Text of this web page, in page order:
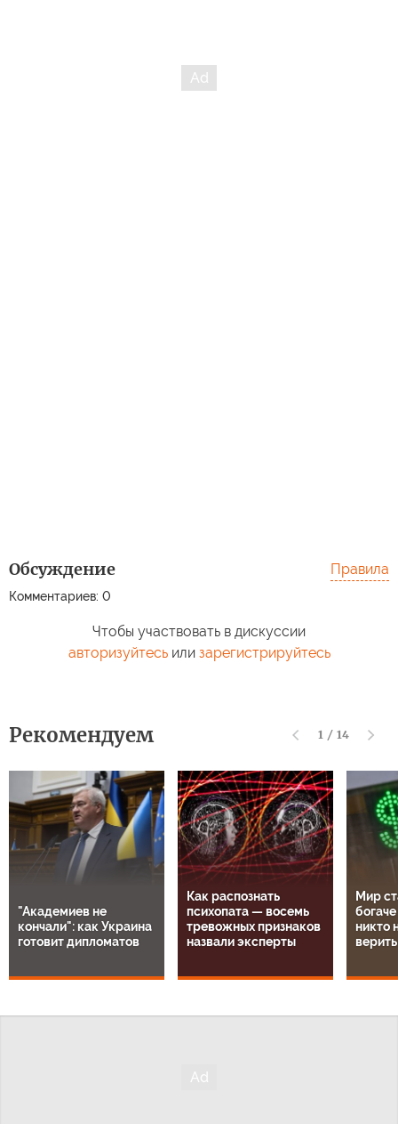
Обсуждение
Комментариев: 0
Правила
Чтобы участвовать в дискуссии
авторизуйтесьили зарегистрируйтесь
Рекомендуем 1 / 14
"Академиев не
кончали": как Украина
готовит дипломатов
Как распознать
психопата — восемь
тревожных признаков
назвали эксперты
Мир
никто
верить